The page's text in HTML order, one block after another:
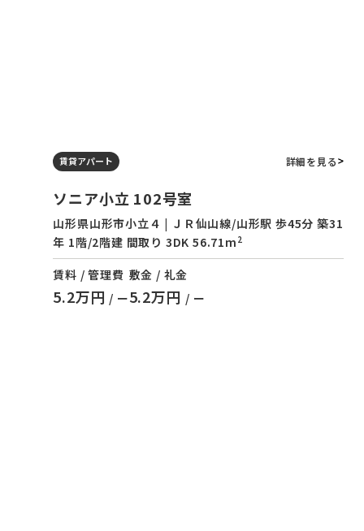
賃貸アパート 詳細を見る
ソニア小立 102号室
山形県山形市小立４ | ＪＲ仙山線/山形駅 歩45分 築31
年 1階/2階建 間取り 3DK 56.71m 2
賃料 / 管理費
5.2万円 / ー
敷金 / 礼金
5.2万円 / ー